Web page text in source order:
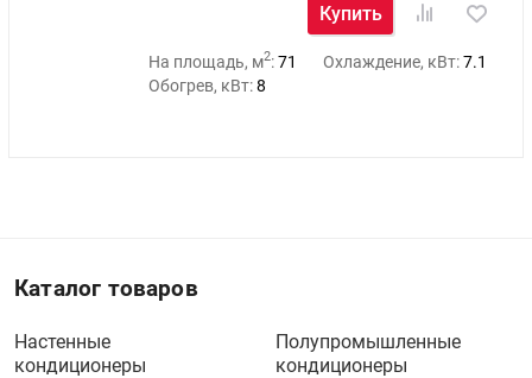
Купить
На площадь, м2:71 Охлаждение, кВт:7.1
Обогрев, кВт:8
Каталог товаров
Настенные
кондиционеры
Полупромышленные
кондиционеры